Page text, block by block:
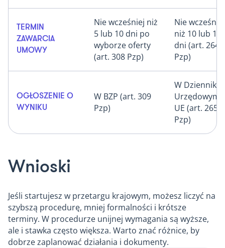
TERMIN
ZAWARCIA
UMOWY
Nie wcześniej niż
5 lub 10 dni po
wyborze oferty
(art. 308 Pzp)
Nie wcześniej
niż 10 lub 15
dni (art. 264
Pzp)
OGŁOSZENIE O
WYNIKU
W BZP (art. 309
Pzp)
W Dzienniku
Urzędowym
UE (art. 265
Pzp)
Wnioski
Jeśli startujesz w przetargu krajowym, możesz liczyć na
szybszą procedurę, mniej formalności i krótsze
terminy. W procedurze unijnej wymagania są wyższe,
ale i stawka często większa. Warto znać różnice, by
dobrze zaplanować działania i dokumenty.